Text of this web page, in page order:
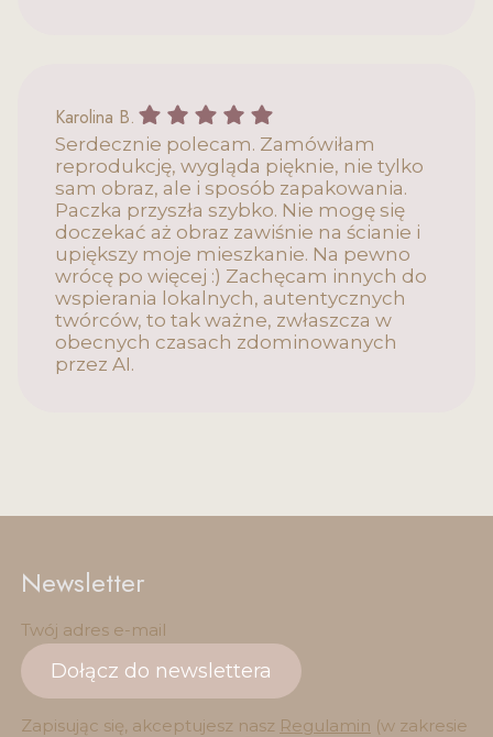
Karolina B.
Karolina B. gave a rating of: 5
Serdecznie polecam. Zamówiłam
reprodukcję, wygląda pięknie, nie tylko
sam obraz, ale i sposób zapakowania.
Paczka przyszła szybko. Nie mogę się
doczekać aż obraz zawiśnie na ścianie i
upiększy moje mieszkanie. Na pewno
wrócę po więcej :) Zachęcam innych do
wspierania lokalnych, autentycznych
twórców, to tak ważne, zwłaszcza w
obecnych czasach zdominowanych
przez AI.
Newsletter
Twój adres e-mail
Dołącz do newslettera
Zapisując się, akceptujesz nasz Regulamin (w zakresie